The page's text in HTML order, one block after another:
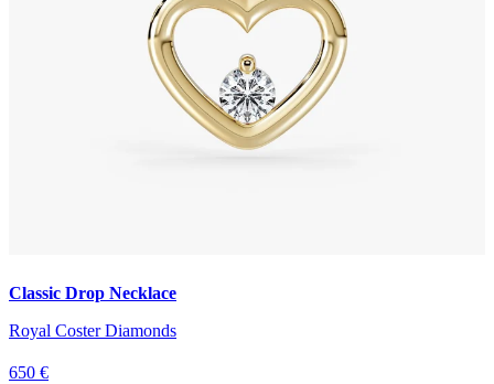
Classic Drop Necklace
Royal Coster Diamonds
650 €